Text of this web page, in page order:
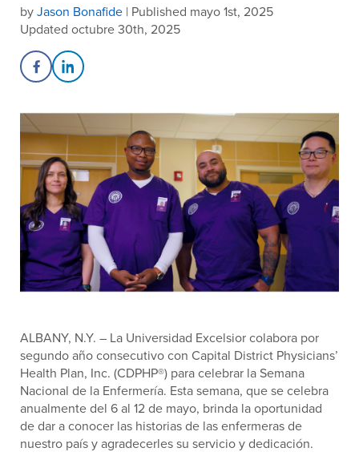
byJason Bonafide | Published mayo 1st, 2025
Updated octubre 30th, 2025
Share on Facebook
Share on LinkedIn
ALBANY, N.Y. – La Universidad Excelsior colabora por
segundo año consecutivocon Capital District Physicians’
Health Plan, Inc. (CDPHP®) para celebrar la Semana
Nacional de la Enfermería. Esta semana, que se celebra
anualmente del 6 al 12 de mayo, brinda la oportunidad
de dar a conocer las historias de las enfermeras de
nuestro país y agradecerles su servicio y dedicación.